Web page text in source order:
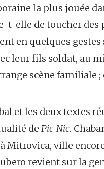
la plus jouée
t-elle de toucher
en quelques
leur fils soldat, au
scène familiale ;
et les deux textes
de Pic-Nic.
Mitrovica, ville
revient sur la